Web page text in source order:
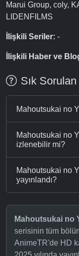
Marui Group, coly,
LIDENFILMS
İlişkili Seriler: -
İlişkili Haber ve
Sık
Mahoutsukai no
Mahoutsukai no
izlenebilir mi?
Mahoutsukai no
yayınlandı?
Mahoutsukai no
serisinin tüm
AnimeTR'de HD